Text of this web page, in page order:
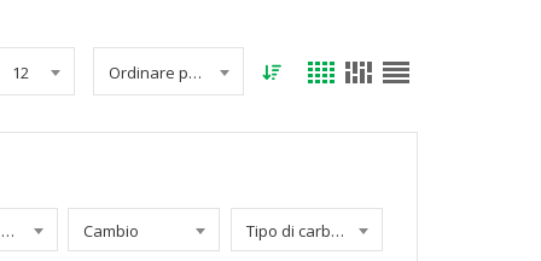
12 Ordinare per data
Chilometraggio Cambio Tipo di carburante